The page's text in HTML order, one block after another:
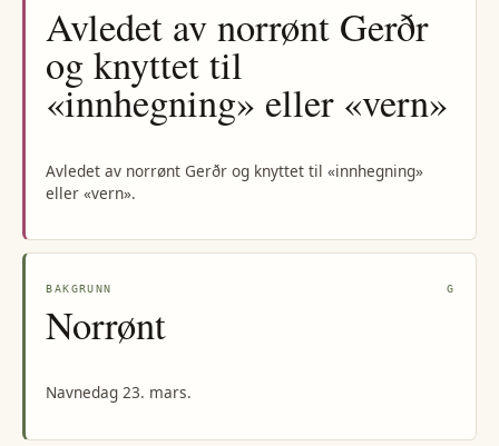
Avledet av norrønt Gerðr
og knyttet til
«innhegning» eller «vern»
Avledet av norrønt Gerðr og knyttet til «innhegning»
eller «vern».
BAKGRUNN G
Norrønt
Navnedag 23. mars.